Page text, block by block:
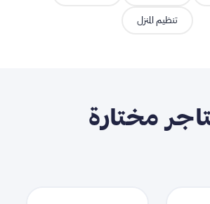
تنظيم المنزل
مختارة